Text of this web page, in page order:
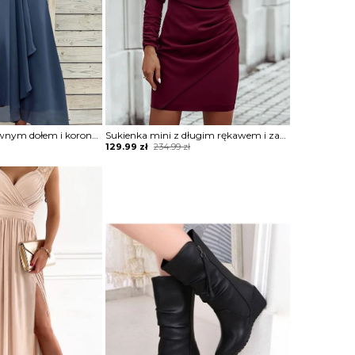
Sukienka ze zwiewnym dołem i koronkową górą Sukienka mini z długim rękawem i zabudowanym dekoltem
234.99zł
Original
129.99 zł
Current